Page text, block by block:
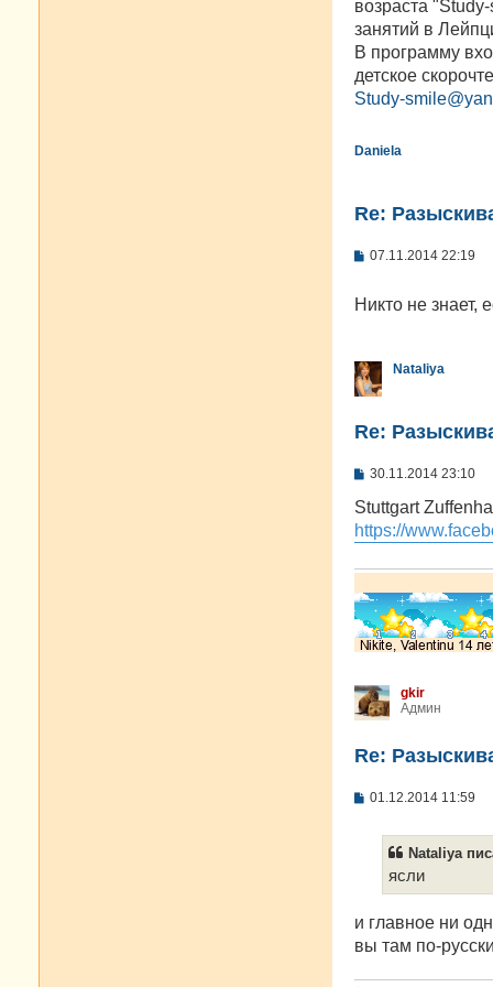
и
е
возраста
занятий в
В программу
детское
Study-
Daniela
Re:
С
б
и
е
07.11.2014 22:19
Никто не знает,
Nataliya
Re:
С
о
щ
н
е
30.11.2014 23:10
Stuttgart
https://
gkir
Админ
Re:
С
е
01.12.2014 11:59
Nataliya
ясли
и главное ни
вы там по-